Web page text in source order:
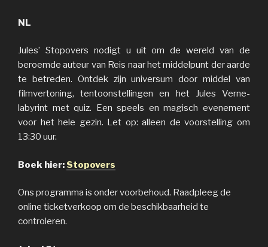
NL
Jules’ Stopovers nodigt u uit om de wereld van de
beroemde auteur van Reis naar het middelpunt der aarde
te betreden. Ontdek zijn universum door middel van
filmvertoning, tentoonstellingen en het Jules Verne-
labyrint met quiz. Een speels en magisch evenement
voor het hele gezin. Let op: alleen de voorstelling om
13:30 uur.
Boek hier: Stopovers
Ons programma is onder voorbehoud. Raadpleeg de
online ticketverkoop om de beschikbaarheid te
controleren.